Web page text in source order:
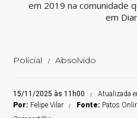
em 2019 na comunidade
em
Policial Absolvido
15/11/2025 às 11h00
Atualizada
Por: Felipe Vilar Fonte: Patos